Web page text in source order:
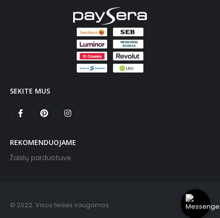
SEKITE MUS
REKOMENDUOJAME
Žaislų parduotuvė
© 2022. Visos teisės saugomos.